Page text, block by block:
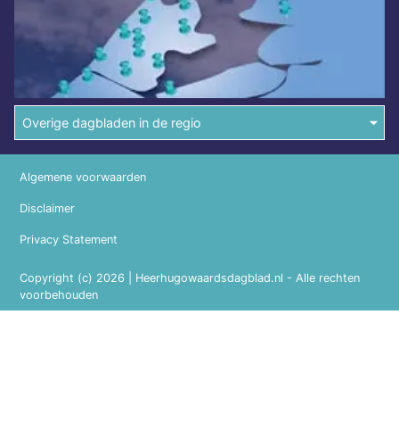
Overige dagbladen in de regio
Copyright (c) 2026 | Heerhugowaardsdagblad.nl - Alle rechten
voorbehouden
Algemene voorwaarden
Disclaimer
Privacy Statement